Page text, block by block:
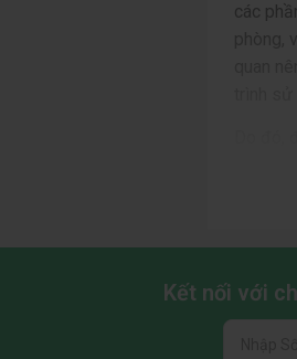
các
các
Kết nối với